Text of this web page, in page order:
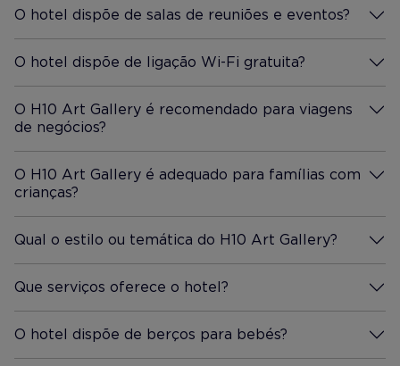
O hotel dispõe de salas de reuniões e eventos?
Mais Informação
O hotel dispõe de ligação Wi-Fi gratuita?
Mais Informação
O H10 Art Gallery é recomendado para viagens
de negócios?
Mais Informação
O H10 Art Gallery é adequado para famílias com
crianças?
Mais Informação
Qual o estilo ou temática do H10 Art Gallery?
Mais Informação
Que serviços oferece o hotel?
Mais Informação
O hotel dispõe de berços para bebés?
Mais Informação